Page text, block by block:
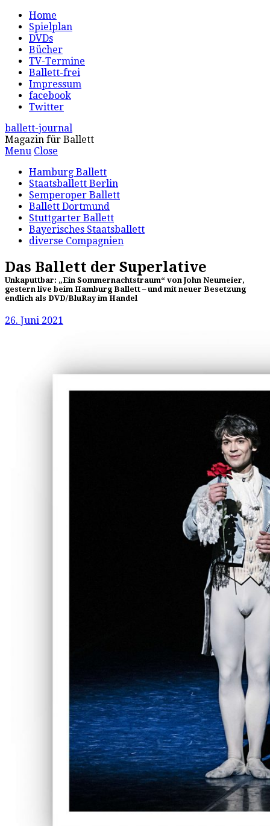
Home
Spielplan
DVDs
Bücher
TV-Termine
Ballett-frei
Impressum
facebook
Twitter
ballett-journal
Magazin für Ballett
Menu Close
Hamburg Ballett
Staatsballett Berlin
Semperoper Ballett
Ballett Dortmund
Stuttgarter Ballett
Bayerisches Staatsballett
diverse Compagnien
Das Ballett der Superlative
Unkaputtbar: „Ein Sommernachtstraum“ von John Neumeier,
gestern live beim Hamburg Ballett – und mit neuer Besetzung
endlich als DVD/BluRay im Handel
26. Juni 2021